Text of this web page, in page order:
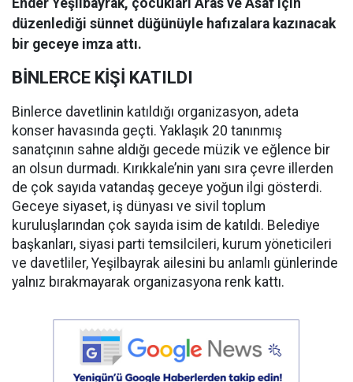
Ender Yeşilbayrak, çocukları Aras ve Asaf için
düzenlediği sünnet düğünüyle hafızalara kazınacak
bir geceye imza attı.
BİNLERCE KİŞİ KATILDI
Binlerce davetlinin katıldığı organizasyon, adeta
konser havasında geçti. Yaklaşık 20 tanınmış
sanatçının sahne aldığı gecede müzik ve eğlence bir
an olsun durmadı. Kırıkkale’nin yanı sıra çevre illerden
de çok sayıda vatandaş geceye yoğun ilgi gösterdi.
Geceye siyaset, iş dünyası ve sivil toplum
kuruluşlarından çok sayıda isim de katıldı. Belediye
başkanları, siyasi parti temsilcileri, kurum yöneticileri
ve davetliler, Yeşilbayrak ailesini bu anlamlı günlerinde
yalnız bırakmayarak organizasyona renk kattı.